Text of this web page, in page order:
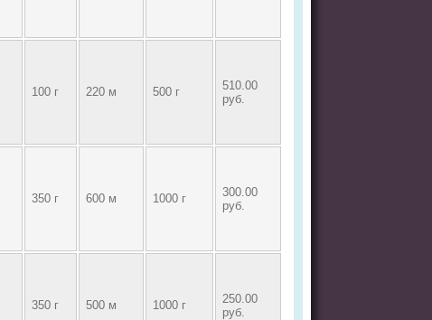
100 г 220 м 500 г
510.00
руб.
350 г 600 м 1000 г
300.00
руб.
350 г 500 м 1000 г
250.00
руб.